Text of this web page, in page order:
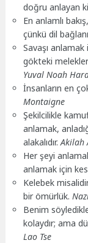
doğru anlayan
En anlamlı
çünkü dil
Savaşı
gökteki
Yuval Noah
İnsanların en
Montaigne
Şekilcilikle
anlamak,
alakalıdır.Akilah
Her şeyi
anlamak için
Kelebek
bir ömürlük.
Benim
kolaydır; ama
Lao Tse